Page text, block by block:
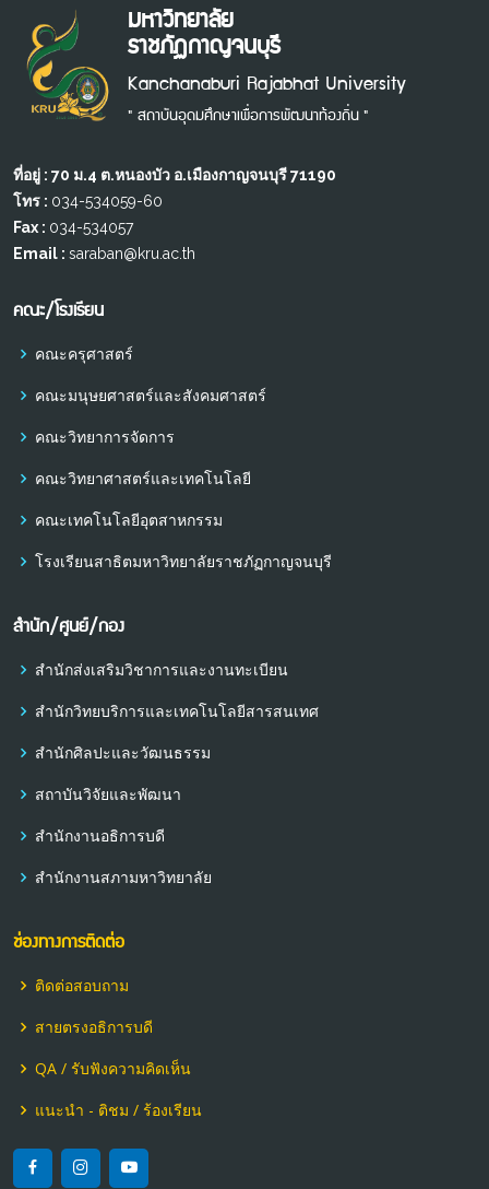
มหาวิทยาลัย
ราชภัฏกาญจนบุรี
Kanchanaburi Rajabhat University
" สถาบันอุดมศึกษาเพื่อการพัฒนาท้องถิ่น "
ที่อยู่ : 70 ม.4 ต.หนองบัว อ.เมืองกาญจนบุรี 71190
โทร : 034-534059-60
Fax : 034-534057
Email : saraban@kru.ac.th
คณะ/โรงเรียน
คณะครุศาสตร์
คณะมนุษยศาสตร์และสังคมศาสตร์
คณะวิทยาการจัดการ
คณะวิทยาศาสตร์และเทคโนโลยี
คณะเทคโนโลยีอุตสาหกรรม
โรงเรียนสาธิตมหาวิทยาลัยราชภัฏกาญจนบุรี
สำนัก/ศูนย์/กอง
สำนักส่งเสริมวิชาการและงานทะเบียน
สำนักวิทยบริการและเทคโนโลยีสารสนเทศ
สำนักศิลปะและวัฒนธรรม
สถาบันวิจัยและพัฒนา
สำนักงานอธิการบดี
สำนักงานสภามหาวิทยาลัย
ช่องทางการติดต่อ
ติดต่อสอบถาม
สายตรงอธิการบดี
QA / รับฟังความคิดเห็น
แนะนำ - ติชม / ร้องเรียน